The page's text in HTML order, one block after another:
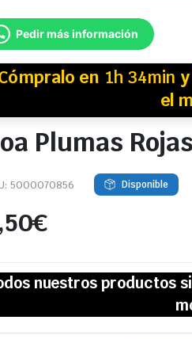
Pedir más información
en 1h 34min y
el
Plumas
5000070856 Disponible
€